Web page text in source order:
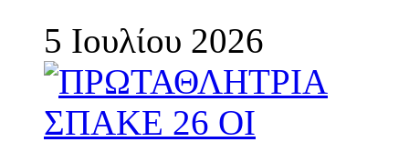
5 Ιουλίου 2026